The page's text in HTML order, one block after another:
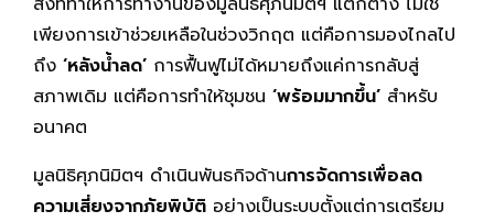
เพียงการเข้าช่วยเหลือในช่วงวิกฤต แต่คือการมองไกลไป
ถึง ‘หลังน้ำลด’ การฟื้นฟูไม่ได้หมายถึงแค่การกลับสู่
สภาพเดิม แต่คือการทำให้ชุมชน ‘พร้อมมากขึ้น’ สำหรับ
อนาคต
มูลนิธิศุภนิมิตฯ ดำเนินพันธกิจด้านการจัดการเพื่อลด
ความเสี่ยงจากภัยพิบัติ อย่างเป็นระบบตั้งแต่การเตรียม